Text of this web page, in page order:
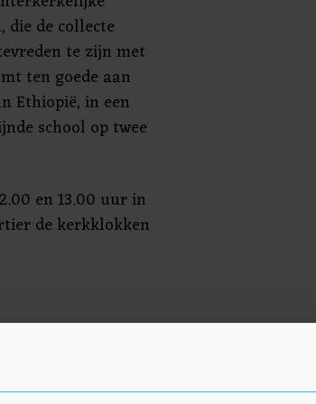
de collecte
te zijn met
ten goede aan
Ethiopië, in een
school op twee
en 13.00 uur in
de kerkklokken
Volgens de
steeds